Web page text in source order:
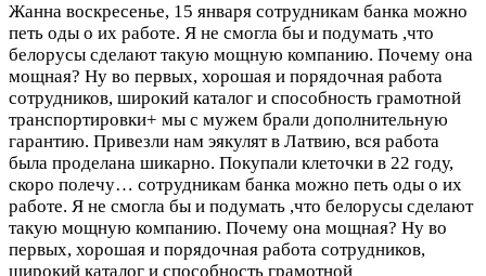
Жанна воскресенье, 15 января сотрудникам банка можно
петь оды о их работе. Я не смогла бы и подумать ,что
белорусы сделают такую мощную компанию. Почему она
мощная? Ну во первых, хорошая и порядочная работа
сотрудников, широкий каталог и способность грамотной
транспортировки+ мы с мужем брали дополнительную
гарантию. Привезли нам эякулят в Латвию, вся работа
была проделана шикарно. Покупали клеточки в 22 году,
скоро полечу… сотрудникам банка можно петь оды о их
работе. Я не смогла бы и подумать ,что белорусы сделают
такую мощную компанию. Почему она мощная? Ну во
первых, хорошая и порядочная работа сотрудников,
широкий каталог и способность грамотной